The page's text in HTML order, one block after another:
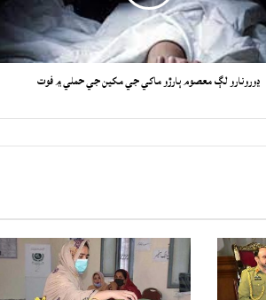
ڍورونارو لڳ معصوم ٻارڙو ماکي جي مکين جي حملي ۾ فوت